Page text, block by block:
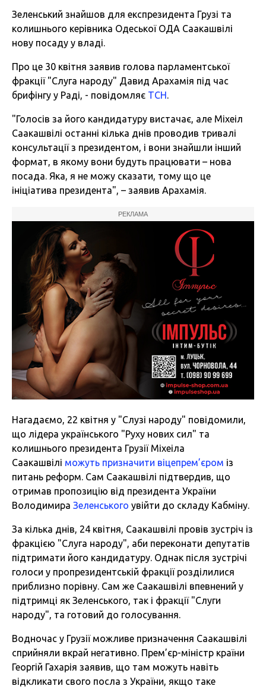
Зеленський знайшов для експрезидента Грузі та
колишнього керівника Одеської ОДА Саакашвілі
нову посаду у владі.
Про це 30 квітня заявив голова парламентської
фракції "Слуга народу" Давид Арахамія під час
брифінгу у Раді, - повідомляє ТСН.
"Голосів за його кандидатуру вистачає, але Міхеіл
Саакашвілі останні кілька днів проводив тривалі
консультації з президентом, і вони знайшли інший
формат, в якому вони будуть працювати – нова
посада. Яка, я не можу сказати, тому що це
ініціатива президента", – заявив Арахамія.
РЕКЛАМА
Нагадаємо, 22 квітня у "Слузі народу" повідомили,
що лідера українського "Руху нових сил" та
колишнього президента Грузії Міхеіла
Саакашвілі можуть призначити віцепрем’єром із
питань реформ. Сам Саакашвілі підтвердив, що
отримав пропозицію від президента України
Володимира Зеленського увійти до складу Кабміну.
За кілька днів, 24 квітня, Саакашвілі провів зустріч із
фракцією "Слуга народу", аби переконати депутатів
підтримати його кандидатуру. Однак після зустрічі
голоси у пропрезидентській фракції розділилися
приблизно порівну. Сам же Саакашвілі впевнений у
підтримці як Зеленського, так і фракції "Слуги
народу", та готовий до голосування.
Водночас у Грузії можливе призначення Саакашвілі
сприйняли вкрай негативно. Прем’єр-міністр країни
Георгій Гахарія заявив, що там можуть навіть
відкликати свого посла з України, якщо таке